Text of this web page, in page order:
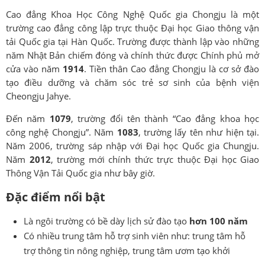
Cao đẳng Khoa Học Công Nghệ Quốc gia Chongju là một
trường cao đẳng công lập trực thuộc Đại học Giao thông vận
tải Quốc gia tại Hàn Quốc. Trường được thành lập vào những
năm Nhật Bản chiếm đóng và chính thức được Chính phủ mở
cửa vào năm 1914. Tiền thân Cao đẳng Chongju là cơ sở đào
tạo điều dưỡng và chăm sóc trẻ sơ sinh của bệnh viện
Cheongju Jahye.
Đến năm 1079, trường đổi tên thành “Cao đẳng khoa học
công nghệ Chongju”. Năm 1083, trường lấy tên như hiện tại.
Năm 2006, trường sáp nhập với Đại học Quốc gia Chungju.
Năm 2012, trường mới chính thức trực thuộc Đại học Giao
Thông Vận Tải Quốc gia như bây giờ.
Đặc điểm nổi bật
Là ngôi trường có bề dày lịch sử đào tạo hơn 100 năm
Có nhiều trung tâm hỗ trợ sinh viên như: trung tâm hỗ
trợ thông tin nông nghiệp, trung tâm ươm tạo khởi